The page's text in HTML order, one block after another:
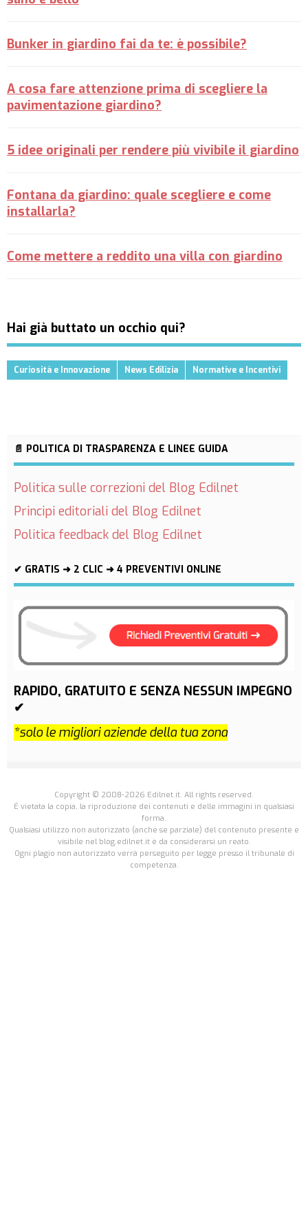
Bunker in giardino fai da te: è possibile?
A cosa fare attenzione prima di scegliere la
pavimentazione giardino?
5 idee originali per rendere più vivibile il giardino
Fontana da giardino: quale scegliere e come
installarla?
Come mettere a reddito una villa con giardino
Hai già buttato un occhio qui?
Curiosità e Innovazione News Edilizia Normative e Incentivi
📄 POLITICA DI TRASPARENZA E LINEE GUIDA
Politica sulle correzioni del Blog Edilnet
Principi editoriali del Blog Edilnet
Politica feedback del Blog Edilnet
✔ GRATIS ➜ 2 CLIC ➜ 4 PREVENTIVI ONLINE
RAPIDO, GRATUITO E SENZA NESSUN IMPEGNO
✔
*solo le migliori aziende della tua zona
Copyright © 2008-2026 Edilnet.it. All rights reserved.
É vietata la copia, la riproduzione dei contenuti e delle immagini in qualsiasi
forma.
Qualsiasi utilizzo non autorizzato (anche se parziale) del contenuto presente e
visibile nel blog.edilnet.it è da considerarsi un reato.
Ogni plagio non autorizzato verrà perseguito per legge presso il tribunale di
competenza.